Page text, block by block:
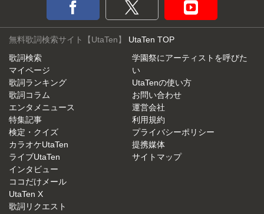
無料歌詞検索サイト【UtaTen】 UtaTen TOP
歌詞検索
マイページ
歌詞ランキング
歌詞コラム
エンタメニュース
特集記事
検定・クイズ
カラオケUtaTen
ライブUtaTen
インタビュー
ココだけメール
UtaTen X
歌詞リクエスト
学園祭にアーティストを呼びた
い
UtaTenの使い方
お問い合わせ
運営会社
利用規約
プライバシーポリシー
提携媒体
サイトマップ